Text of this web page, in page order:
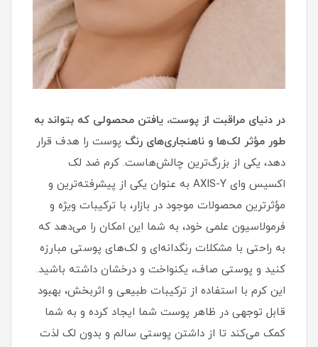
در دنیای مراقبت از پوست، یافتن محصولی که بتواند به
طور مؤثر لک‌ها و ناهنجاری‌های رنگ پوست را هدف قرار
دهد، یکی از بزرگ‌ترین چالش‌هاست. کرم ضد لک
اکسیس وای AXIS-Y به عنوان یکی از پیشرفته‌ترین و
مؤثرترین محصولات موجود در بازار، با ترکیبات ویژه و
فرمولاسیون علمی خود، به شما این امکان را می‌دهد که
به راحتی با مشکلات رنگدانه‌ای و لک‌های پوستی مبارزه
کنید و پوستی صاف، یکنواخت و درخشان داشته باشید.
این کرم با استفاده از ترکیبات طبیعی و اثربخش، بهبود
قابل توجهی در ظاهر پوست شما ایجاد کرده و به شما
کمک می‌کند تا از داشتن پوستی سالم و بدون لک لذت